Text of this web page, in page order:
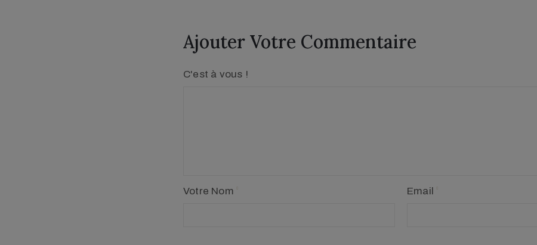
Ajouter Votre Commentaire
C'est à vous !
Votre Nom Email